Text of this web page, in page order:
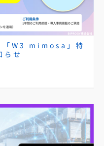
「W3 mimosa」特
らせ